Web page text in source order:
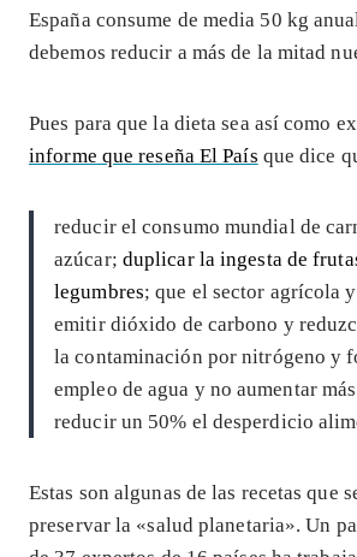
España consume de media 50 kg
debemos reducir a más de la mitad
Pues para que la dieta sea así como
informe que reseña El País que dice
reducir el consumo mundial de
azúcar; duplicar la ingesta de
legumbres; que el sector agrícola
emitir dióxido de carbono y
la contaminación por nitrógeno y
empleo de agua y no aumentar
reducir un 50% el desperdicio
Estas son algunas de las recetas que
preservar la «salud planetaria». Un